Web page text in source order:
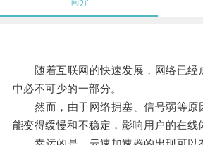
随着互联网的快速发展，网络已经
中必不可少的一部分。
然而，由于网络拥塞、信号弱等原
能变得缓慢和不稳定，影响用户的在线